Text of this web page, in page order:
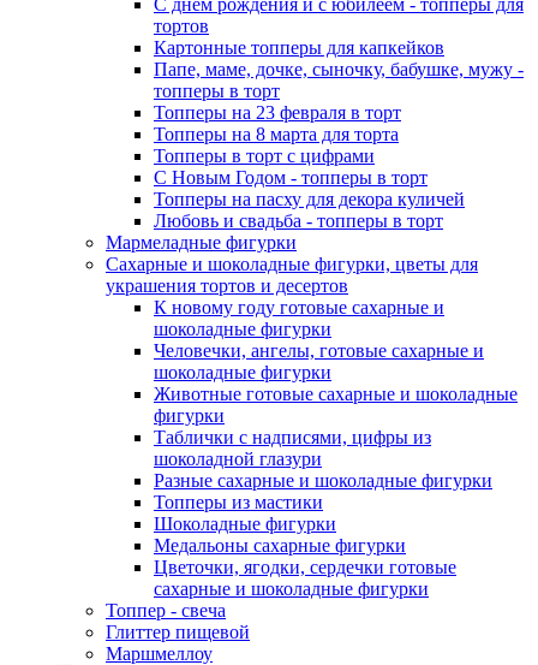
С днем рождения и с юбилеем - топперы для
тортов
Картонные топперы для капкейков
Папе, маме, дочке, сыночку, бабушке, мужу -
топперы в торт
Топперы на 23 февраля в торт
Топперы на 8 марта для торта
Топперы в торт с цифрами
С Новым Годом - топперы в торт
Топперы на пасху для декора куличей
Любовь и свадьба - топперы в торт
Мармеладные фигурки
Сахарные и шоколадные фигурки, цветы для
украшения тортов и десертов
К новому году готовые сахарные и
шоколадные фигурки
Человечки, ангелы, готовые сахарные и
шоколадные фигурки
Животные готовые сахарные и шоколадные
фигурки
Таблички с надписями, цифры из
шоколадной глазури
Разные сахарные и шоколадные фигурки
Топперы из мастики
Шоколадные фигурки
Медальоны сахарные фигурки
Цветочки, ягодки, сердечки готовые
сахарные и шоколадные фигурки
Топпер - свеча
Глиттер пищевой
Маршмеллоу